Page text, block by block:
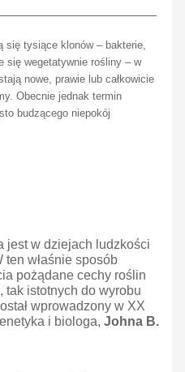
się tysiące klonów – bakterie,
się wegetatywnie rośliny – w
nowe, prawie lub całkowicie
Obecnie jednak termin
budzącego niepokój
jest w dziejach ludzkości
ten właśnie sposób
pożądane cechy roślin
tak istotnych do wyrobu
wprowadzony w XX
i biologa, Johna B.